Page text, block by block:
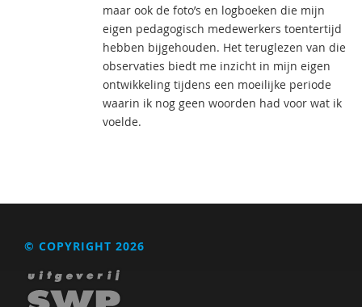
maar ook de foto’s en logboeken die mijn
eigen pedagogisch medewerkers toentertijd
hebben bijgehouden. Het teruglezen van die
observaties biedt me inzicht in mijn eigen
ontwikkeling tijdens een moeilijke periode
waarin ik nog geen woorden had voor wat ik
voelde.
© COPYRIGHT 2026